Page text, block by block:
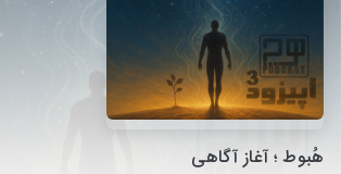
هُبوط ؛ آغاز آگاهی